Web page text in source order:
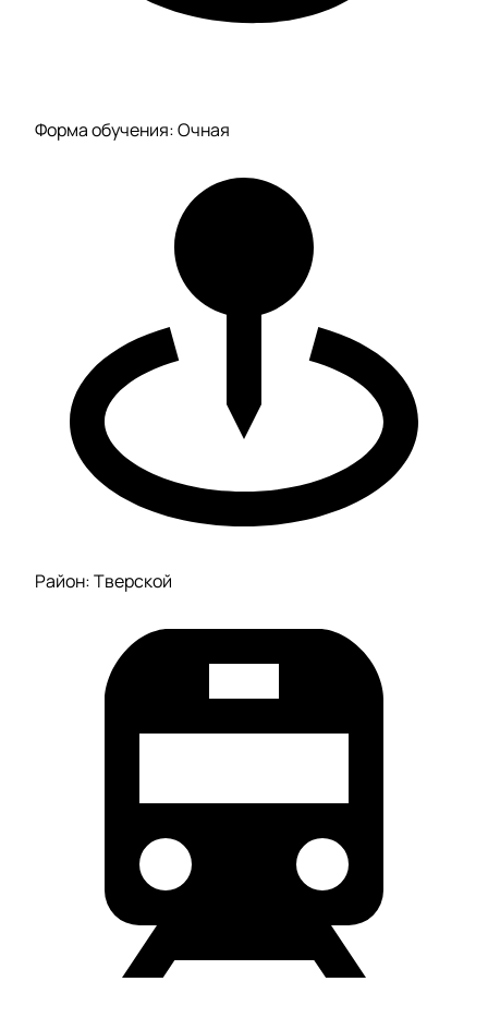
Форма обучения: Очная
Район: Тверской